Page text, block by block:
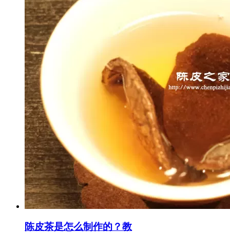
陈皮茶是怎么制作的？教